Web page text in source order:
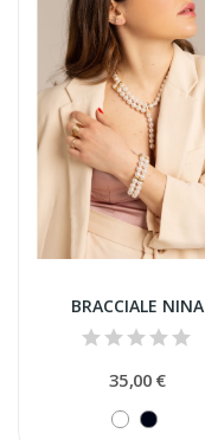
BRACCIALE NINA
35,00 €